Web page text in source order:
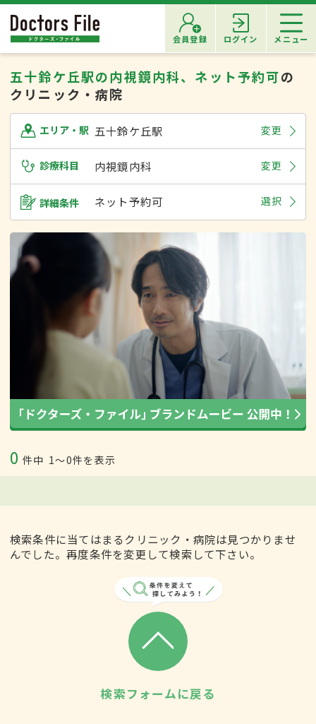
会員登録 ログイン メニュー
五十鈴ケ丘駅の内視鏡内科、ネット予約可の
クリニック・病院
エリア・駅 五十鈴ケ丘駅 変更
診療科目 内視鏡内科 変更
詳細条件 ネット予約可 選択
0 件中 1〜0件を表示
検索条件に当てはまるクリニック・病院は見つかりませ
んでした。再度条件を変更して検索して下さい。
検索フォームに戻る